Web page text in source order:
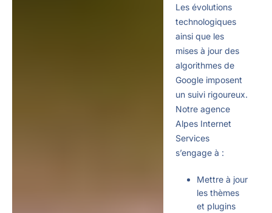
Les évolutions
technologiques
ainsi que les
mises à jour des
algorithmes de
Google imposent
un suivi rigoureux.
Notre agence
Alpes Internet
Services
s’engage à :
Mettre à jour
les thèmes
et plugins